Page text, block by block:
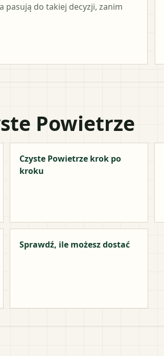
pasują do takiej decyzji, zanim
Powietrze
Czyste Powietrze krok po
kroku
Sprawdź, ile możesz dostać